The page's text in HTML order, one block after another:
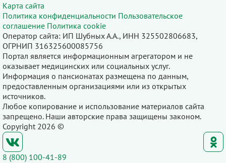
Карта сайта
Политика конфиденциальности Пользовательское
соглашение Политика cookie
Оператор сайта: ИП Шубных А.А., ИНН 325502806683,
ОГРНИП 316325600085756
Портал является информационным агрегатором и не
оказывает медицинских или социальных услуг.
Информация о пансионатах размещена по данным,
предоставленным организациями или из открытых
источников.
Любое копирование и использование материалов сайта
запрещено. Наши авторские права защищены законом.
Copyright 2026 ©
8 (800) 100-41-89